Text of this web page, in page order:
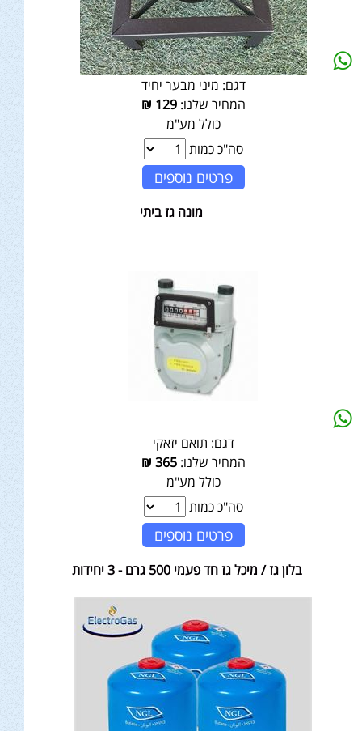
דגם: מיני מבער יחיד
המחיר שלנו:129
₪
כולל מע"מ
סה"כ כמות
פרטים נוספים
מונה גז ביתי
דגם: תואם יזאקי
המחיר שלנו:365
₪
כולל מע"מ
סה"כ כמות
פרטים נוספים
בלון גז / מיכל גז חד פעמי 500 גרם - 3 יחידות